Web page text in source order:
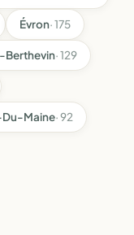
Évron· 175
Berthevin· 129
Maine· 92